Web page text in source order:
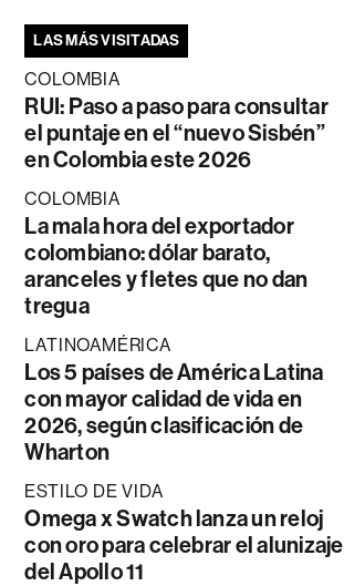
LAS MÁS VISITADAS
COLOMBIA
RUI: Paso a paso para consultar
el puntaje en el “nuevo Sisbén”
en Colombia este 2026
COLOMBIA
La mala hora del exportador
colombiano: dólar barato,
aranceles y fletes que no dan
tregua
LATINOAMÉRICA
Los 5 países de América Latina
con mayor calidad de vida en
2026, según clasificación de
Wharton
ESTILO DE VIDA
Omega x Swatch lanza un reloj
con oro para celebrar el alunizaje
del Apollo 11